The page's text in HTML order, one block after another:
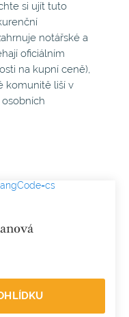
si ujít tuto
notářské a
oficiálním
na kupní ceně),
komunitě liší v